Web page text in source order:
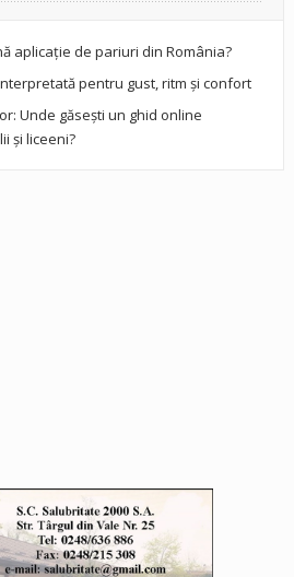
aplicație de pariuri din România?
pentru gust, ritm și confort
Unde găsești un ghid online
și liceeni?